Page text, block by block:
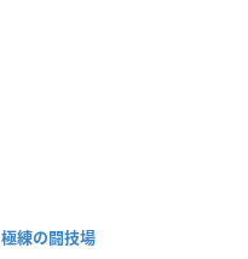
極練の闘技場